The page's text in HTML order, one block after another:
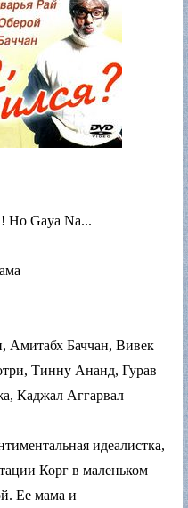
Ho Gaya Na...
Амитабх Баччан, Вивек
Тинну Ананд, Гурав
Каджал Аггарвал
идеалистка,
Корг в маленьком
Ее мама и